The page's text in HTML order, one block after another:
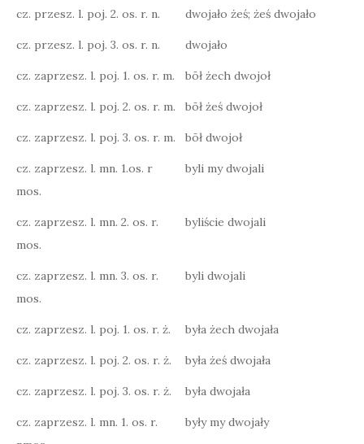
cz. przesz. l. poj. 2. os. r. n. dwojało żeś; żeś dwojało
cz. przesz. l. poj. 3. os. r. n. dwojało
cz. zaprzesz. l. poj. 1. os. r. m. bōł żech dwojoł
cz. zaprzesz. l. poj. 2. os. r. m. bōł żeś dwojoł
cz. zaprzesz. l. poj. 3. os. r. m. bōł dwojoł
cz. zaprzesz. l. mn. 1.os. r
mos.
byli my dwojali
cz. zaprzesz. l. mn. 2. os. r.
mos.
byliście dwojali
cz. zaprzesz. l. mn. 3. os. r.
mos.
byli dwojali
cz. zaprzesz. l. poj. 1. os. r. ż. była żech dwojała
cz. zaprzesz. l. poj. 2. os. r. ż. była żeś dwojała
cz. zaprzesz. l. poj. 3. os. r. ż. była dwojała
cz. zaprzesz. l. mn. 1. os. r.
były my dwojały